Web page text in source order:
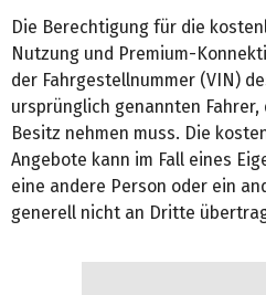
Die Berechtigung für die
Nutzung und Premium-
der Fahrgestellnummer (VIN)
ursprünglich genannten Fahrer,
Besitz nehmen muss. Die
Angebote kann im Fall eines
eine andere Person oder ein
generell nicht an Dritte